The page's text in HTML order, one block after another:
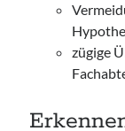
zügige